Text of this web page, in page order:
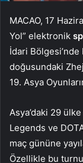
MACAO, 17
Yol” elektronik
İdari Bölgesi’nde
doğusundaki
19. Asya
Asya’daki 29
Legends ve
maç gününe
Özellikle bu